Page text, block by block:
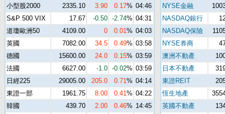
小型股2000
2335.10 3.90 0.17% 04:46
S&P 500 VIX
17.67 -0.50 -2.74% 04:31
道瓊歐洲50
4109.00 0 0.01% 04:03
英國
7082.00 34.5 0.49% 03:58
德國
15600.00 24.0 0.15% 03:59
法國
6627.00 -1.0 -0.02% 03:59
日經225
29005.00 205.0 0.71% 04:14
東證一部
1961.75 8.00 0.41% 04:22
韓國
439.70 2.00 0.46% 14:45
NYSE金融
NASDAQ銀行
NASDAQ保險
NYSE券商
澳洲不動產
日本不動產
東證REIT
恆生地產
英國不動產